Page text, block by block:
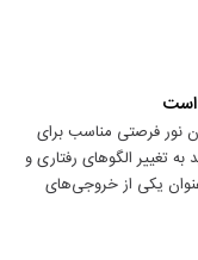
است
نور فرصتی مناسب برای
تغییر الگوهای رفتاری و
یکی از خروجی‌های